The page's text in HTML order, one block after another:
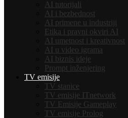
AI tutorijali
AI i bezbednost
AI primene u industriji
Etika i pravni okviri AI
AI umetnost i kreativnost
AI u video igrama
AI biznis ideje
Prompt inženjering
TV emisije
TV stanice
TV emisije ITnetwork
TV Emisije Gameplay
TV emisije Prolog